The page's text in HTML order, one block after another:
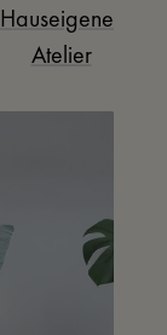
Hauseigenes
Atelier